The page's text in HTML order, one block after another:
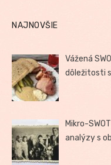
NAJNOVŠIE
Vážená
dôležitosti
Mikro-
analýzy s